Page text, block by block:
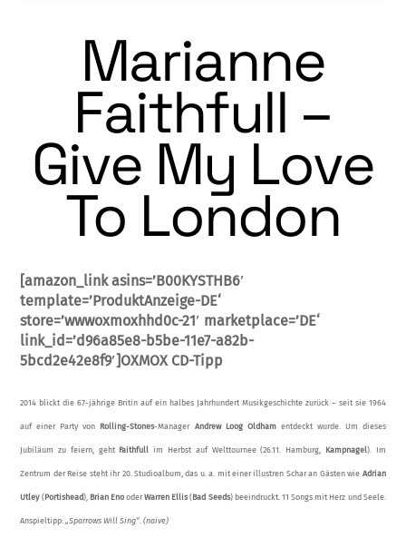
Marianne
Faithfull –
Give My Love
To London
[amazon_link asins=’B00KYSTHB6′
template=’ProduktAnzeige-DE‘
store=’wwwoxmoxhhd0c-21′ marketplace=’DE‘
link_id=’d96a85e8-b5be-11e7-a82b-
5bcd2e42e8f9′]OXMOX CD-Tipp
2014 blickt die 67-jährige Britin auf ein hal­bes Jahrhundert Musikgeschichte zurück – seit sie 1964
auf einer Party von Rolling-Sto­nes-Manager Andrew Loog Oldham entde­ckt wurde. Um dieses
Jubiläum zu feiern, geht Faithfull im Herbst auf Welttournee (26.11. Hamburg, Kampnagel ). Im
Zentrum der Reise steht ihr 20. Studioalbum, das u. a. mit einer illustren Schar an Gästen wie Adri­an
Utley( Portishead), Brian EnooderWarren Ellis( Bad Seeds) beeindruckt. 11 Songs mit Herz und Seele.
Anspieltipp:„Sparrows Will Sing“ .(naive)